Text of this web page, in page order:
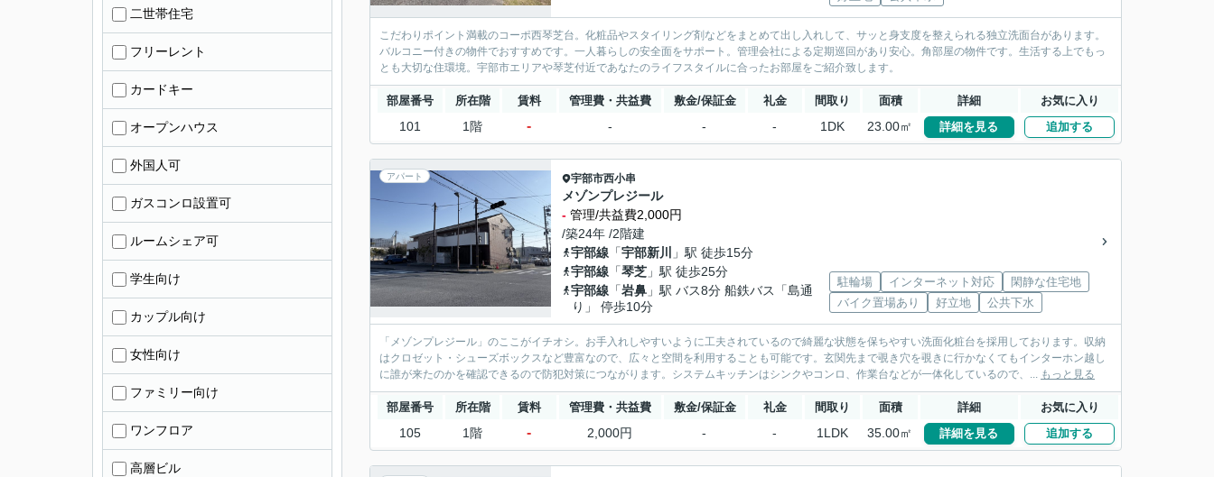
こだわりポイント満載のコーポ西琴芝台。化粧品やスタイリング剤などをまとめて出し入れして、サッと身支度を整えられる独立洗面台があります。
バルコニー付きの物件でおすすめです。一人暮らしの安全面をサポート。管理会社による定期巡回があり安心。角部屋の物件です。生活する上でもっ
とも大切な住環境。宇部市エリアや琴芝付近であなたのライフスタイルに合ったお部屋をご紹介致します。
部屋番号 所在階 賃料 管理費・共益費 敷金/保証金 礼金 間取り 面積 詳細 お気に入り
101 1階 - - - - 1DK 23.00㎡ 詳細を見る 追加する
アパート 宇部市西小串
メゾンプレジール
- 管理/共益費2,000円
/築24年 /2階建
宇部線 「宇部新川
」駅 徒歩15分
宇部線 「琴芝 」駅 徒歩25分
宇部線 「岩鼻 」駅 バス8分 船鉄バス「島通
り」 停歩10分
駐輪場 インターネット対応
閑静な住宅地
バイク置場あり
好立地 公共下水
「メゾンプレジール」のここがイチオシ。お手入れしやすいように工夫されているので綺麗な状態を保ちやすい洗面化粧台を採用しております。収納
はクロゼット・シューズボックスなど豊富なので、広々と空間を利用することも可能です。玄関先まで覗き穴を覗きに行かなくてもインターホン越し
に誰が来たのかを確認できるので防犯対策につながります。システムキッチンはシンクやコンロ、作業台などが一体化しているので、... もっと見る
部屋番号 所在階 賃料 管理費・共益費 敷金/保証金 礼金 間取り 面積 詳細 お気に入り
105 1階 - 2,000円 - - 1LDK 35.00㎡ 詳細を見る 追加する
二世帯住宅
フリーレント
カードキー
オープンハウス
外国人可
ガスコンロ設置可
ルームシェア可
学生向け
カップル向け
女性向け
ファミリー向け
ワンフロア
高層ビル